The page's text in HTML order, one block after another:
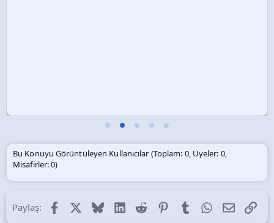
Bu Konuyu Görüntüleyen Kullanıcılar (Toplam: 0, Üyeler: 0,
Misafirler: 0)
Paylaş: FacebookX (Twitter)
BlueskyLinkedInReddit PinterestTumblr WhatsApp
E-postaLink